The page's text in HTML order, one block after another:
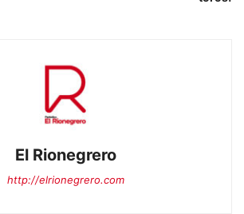
El Rionegrero
http://elrionegrero.com